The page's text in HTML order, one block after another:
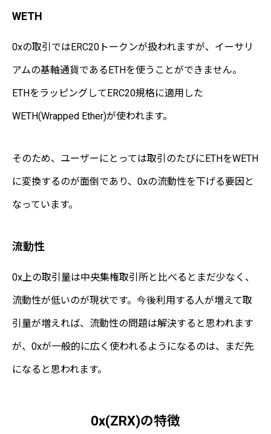
WETH
0xの取引ではERC20トークンが扱われますが、イーサリ
アムの基軸通貨であるETHを使うことができません。
ETHをラッピングしてERC20規格に適用した
WETH(Wrapped Ether)が使われます。
そのため、ユーザーにとっては取引のたびにETHをWETH
に変換するのが面倒であり、0xの流動性を下げる要因と
なっています。
流動性
0x上の取引量は中央集権取引所と比べるとまだ少なく、
流動性が低いのが現状です。今後利用する人が増えて取
引量が増えれば、流動性の問題は解決すると思われます
が、0xが一般的に広く使われるようになるのは、まだ先
になると思われます。
0x(ZRX)の特徴